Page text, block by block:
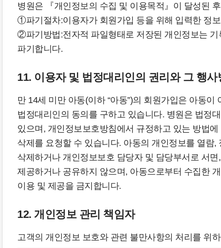
병원은 『개인정보의 수집 및 이용목적』이 달성된
①파기절차:이용자가 회원가입 등을 위해 입력한 정
②파기방법:전자적 파일형태로 저장된 개인정보는
파기합니다.
11. 이용자 및 법정대리인의 권리와 그 행사
만 14세 미만 아동(이하 “아동”)의 회원가입은 아동
법정대리인의 동의를 구하고 있습니다. 병원은 법정
있으며, 개인정보보호방침에서 규정하고 있는 방법
삭제를 요청할 수 있습니다. 아동의 개인정보를 열람
삭제하거나 개인정보보호 담당자 및 담당부서로 서
제공하거나 공유하지 않으며, 아동으로부터 수집한
이용 및 제공을 금지합니다.
12. 개인정보 관리 책임자
고객의 개인정보 보호와 관련 불만사항의 처리를 위